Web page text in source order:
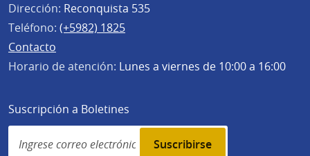
Dirección: Reconquista 535
Teléfono: (+5982) 1825
Contacto
Horario de atención: Lunes a viernes de 10:00 a 16:00
Suscripción a Boletines
Simplenews
subscription